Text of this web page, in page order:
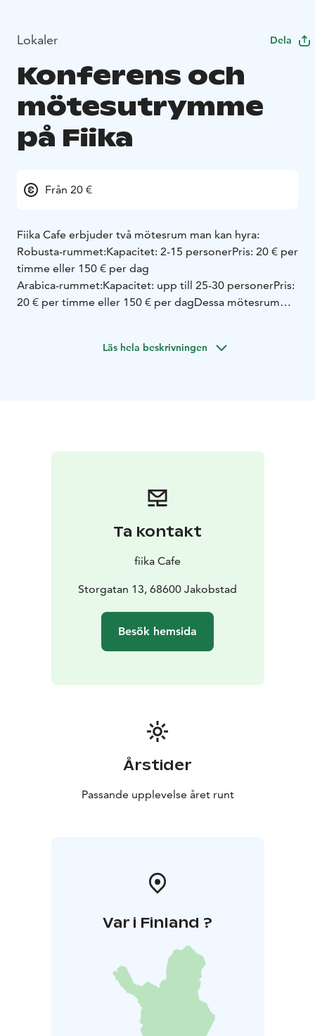
Lokaler Dela
Konferens och
mötesutrymme
på Fiika
Från 20 €
Fiika Cafe erbjuder två mötesrum man kan hyra:
Robusta-rummet:Kapacitet: 2-15 personerPris: 20 € per
timme eller 150 € per dag
Arabica-rummet:Kapacitet: upp till 25-30 personerPris:
20 € per timme eller 150 € per dagDessa mötesrum
Läs hela beskrivningen
Ta kontakt
fiika Cafe
Storgatan 13, 68600 Jakobstad
Besök hemsida
Årstider
Passande upplevelse året runt
Var i Finland ?